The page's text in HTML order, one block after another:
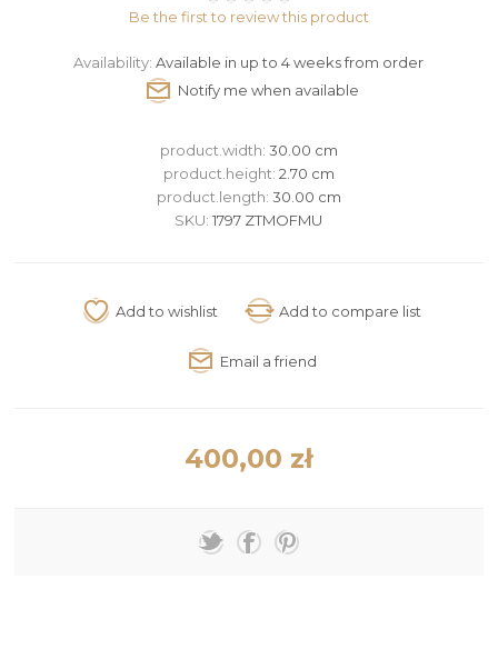
Be the first to review this product
Availability: Available in up to 4 weeks from order
product.width: 30.00 cm
product.height: 2.70 cm
product.length: 30.00 cm
SKU: 1797 ZTMOFMU
400,00 zł